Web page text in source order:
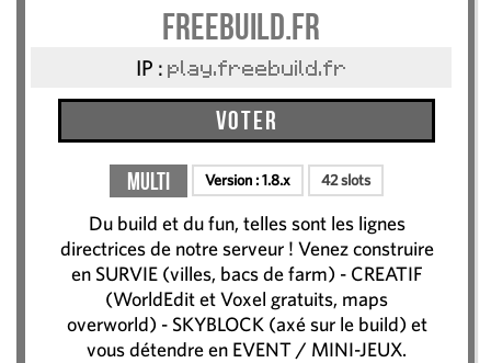
Freebuild.fr
IP : play.freebuild.fr
Voter
Multi Version :1.8.x 42 slots
Du build et du fun, telles sont les lignes
directrices de notre serveur ! Venez construire
en SURVIE (villes, bacs de farm) - CREATIF
(WorldEdit et Voxel gratuits, maps
overworld) - SKYBLOCK (axé sur le build) et
vous détendre en EVENT / MINI-JEUX.